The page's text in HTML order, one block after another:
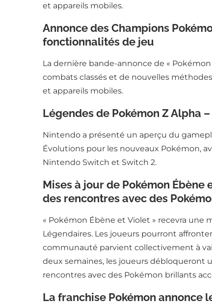
et appareils mobiles.
Annonce des Champions
fonctionnalités de jeu
La dernière bande-annonce de «
combats classés et de nouvelles
et appareils mobiles.
Légendes de Pokémon Z Alpha
Nintendo a présenté un aperçu du
Évolutions pour les nouveaux Pokémon,
Nintendo Switch et Switch 2.
Mises à jour de Pokémon
des rencontres avec des
« Pokémon Ébène et Violet » recevra une
Légendaires. Les joueurs pourront
communauté parvient collectivement à
deux semaines, les joueurs débloqueront
rencontres avec des Pokémon brillants
La franchise Pokémon annonce